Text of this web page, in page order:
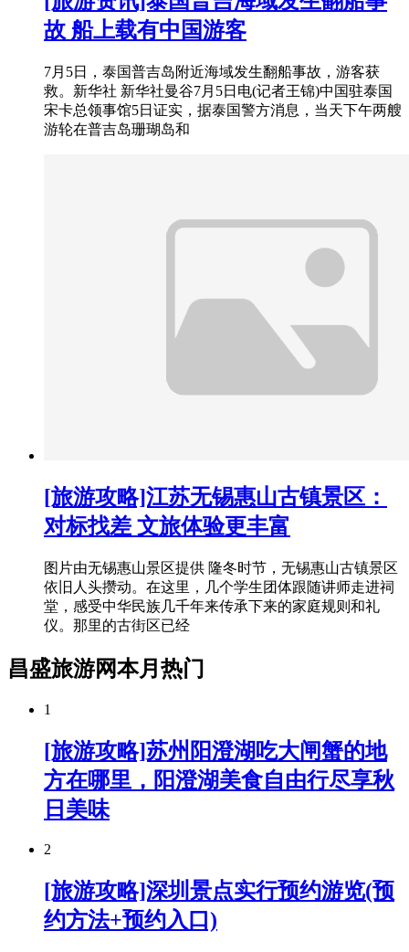
故 船上载有中国游客
7月5日，泰国普吉岛附近海域发生翻船事故，游客获
救。新华社 新华社曼谷7月5日电(记者王锦)中国驻泰国
宋卡总领事馆5日证实，据泰国警方消息，当天下午两艘
游轮在普吉岛珊瑚岛和
[旅游攻略]江苏无锡惠山古镇景区：
对标找差 文旅体验更丰富
图片由无锡惠山景区提供 隆冬时节，无锡惠山古镇景区
依旧人头攒动。在这里，几个学生团体跟随讲师走进祠
堂，感受中华民族几千年来传承下来的家庭规则和礼
仪。那里的古街区已经
昌盛旅游网本月热门
1
[旅游攻略]苏州阳澄湖吃大闸蟹的地
方在哪里，阳澄湖美食自由行尽享秋
日美味
2
[旅游攻略]深圳景点实行预约游览(预
约方法+预约入口)